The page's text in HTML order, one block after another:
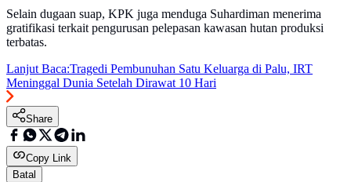
Selain dugaan suap, KPK juga menduga Suhardiman menerima
gratifikasi terkait pengurusan pelepasan kawasan hutan produksi
terbatas.
Lanjut Baca:Tragedi Pembunuhan Satu Keluarga di Palu, IRT
Meninggal Dunia Setelah Dirawat 10 Hari
Share
Copy Link
Batal